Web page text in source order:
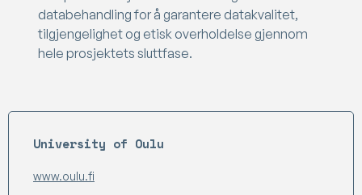
University of Oulu
www.oulu.fi
databehandling for å garantere datakvalitet,
tilgjengelighet og etisk overholdelse gjennom
hele prosjektets sluttfase.